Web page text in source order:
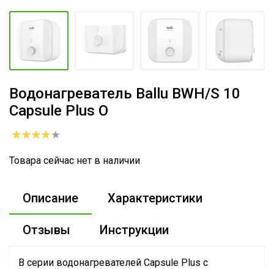
Водонагреватель Ballu BWH/S 10
Capsule Plus O
Товара сейчас нет в наличии
Описание Характеристики
Отзывы Инструкции
В серии водонагревателей Capsule Plus с